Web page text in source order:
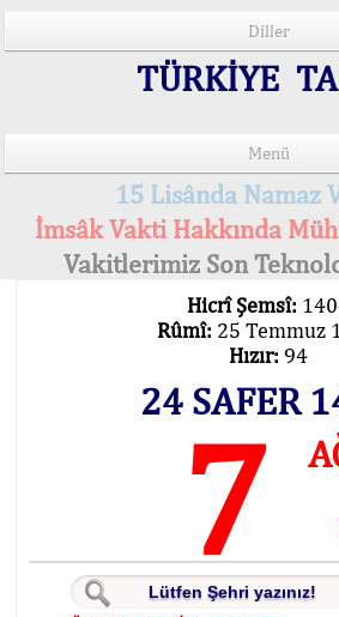
Diller
TÜRKİYE
Menü
15 Lisânda Namaz
İmsâk Vakti Hakkında
Vakitlerimiz Son
Hicrî Şemsî:
Rûmî: 25 Temmuz
Hızır: 94
24 SAFER
7